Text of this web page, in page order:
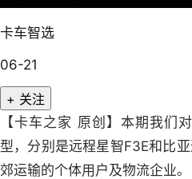
卡车智选
06-21
+ 关注
【卡车之家 原创】本期我们
型，分别是远程星智F3E和比
郊运输的个体用户及物流企业。